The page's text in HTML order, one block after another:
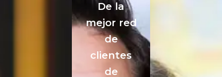
De la
mejor red
de
clientes
de